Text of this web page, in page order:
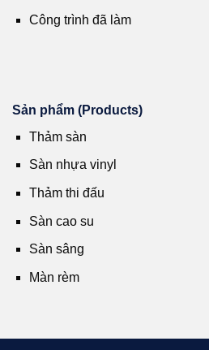
Công trình đã làm
Sản phẩm (Products)
Thảm sàn
Sàn nhựa vinyl
Thảm thi đấu
Sàn cao su
Sàn sâng
Màn rèm